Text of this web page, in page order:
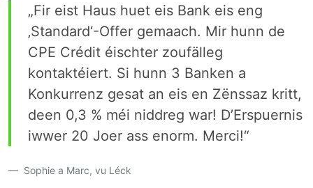
„Fir eist Haus huet eis Bank eis eng
‚Standard‘-Offer gemaach. Mir hunn de
CPE Crédit éischter zoufälleg
kontaktéiert. Si hunn 3 Banken a
Konkurrenz gesat an eis en Zënssaz kritt,
deen 0,3 % méi niddreg war! D’Erspuernis
iwwer 20 Joer ass enorm. Merci!“
Sophie a Marc, vu Léck